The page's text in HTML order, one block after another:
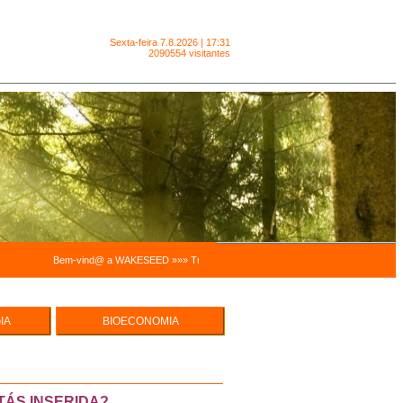
Sexta-feira 7.8.2026 | 17:31
2090554 visitantes
Bem-vind@ a WAKESEED »»» Trabalhamos para facilitar a sustentabilidade
BIOECONOMIA
INTEGRADOS E SISTÉMICOS